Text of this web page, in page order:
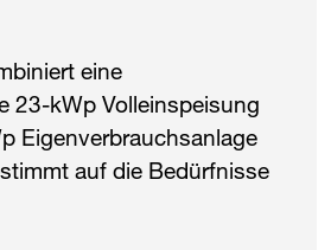
eine
23-kWp Volleinspeisung
Eigenverbrauchsanlage
auf die Bedürfnisse